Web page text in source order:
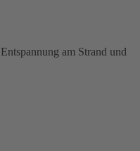
am Strand und